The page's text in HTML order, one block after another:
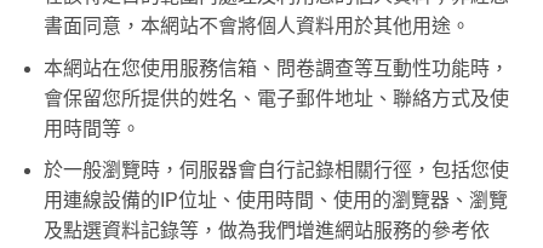
書面同意，本網站不會將個人資料用於其他用途。
本網站在您使用服務信箱、問卷調查等互動性功能時，
會保留您所提供的姓名、電子郵件地址、聯絡方式及使
用時間等。
於一般瀏覽時，伺服器會自行記錄相關行徑，包括您使
用連線設備的IP位址、使用時間、使用的瀏覽器、瀏覽
及點選資料記錄等，做為我們增進網站服務的參考依